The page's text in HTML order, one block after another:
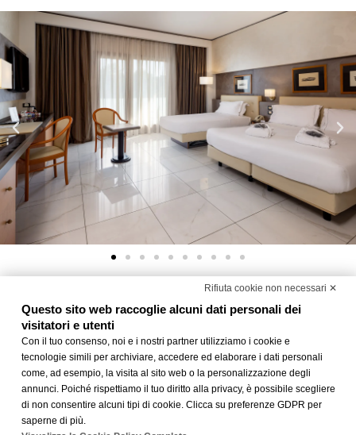
Camere
scopri le altre
tipologie
Tipologie diverse per soddisfare qualsiasi esigenza
durante il tuo soggiorno a Modena.
Scegli la tipologia più adatta a te e prenota la tua
prossima camera.
Rifiuta cookie non necessari ✕
Questo sito web raccoglie alcuni dati personali dei
visitatori e utenti
Con il tuo consenso, noi e i nostri partner utilizziamo i cookie e
tecnologie simili per archiviare, accedere ed elaborare i dati personali
come, ad esempio, la visita al sito web o la personalizzazione degli
annunci. Poiché rispettiamo il tuo diritto alla privacy, è possibile scegliere
di non consentire alcuni tipi di cookie. Clicca su preferenze GDPR per
saperne di più.